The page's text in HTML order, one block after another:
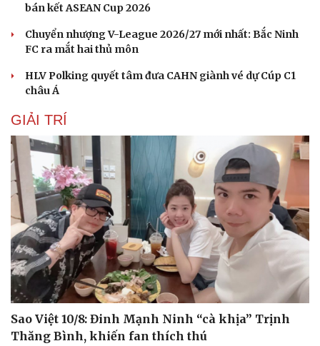
bán kết ASEAN Cup 2026
Chuyển nhượng V-League 2026/27 mới nhất: Bắc Ninh
FC ra mắt hai thủ môn
HLV Polking quyết tâm đưa CAHN giành vé dự Cúp C1
châu Á
GIẢI TRÍ
Sao Việt 10/8: Đinh Mạnh Ninh “cà khịa” Trịnh
Thăng Bình, khiến fan thích thú